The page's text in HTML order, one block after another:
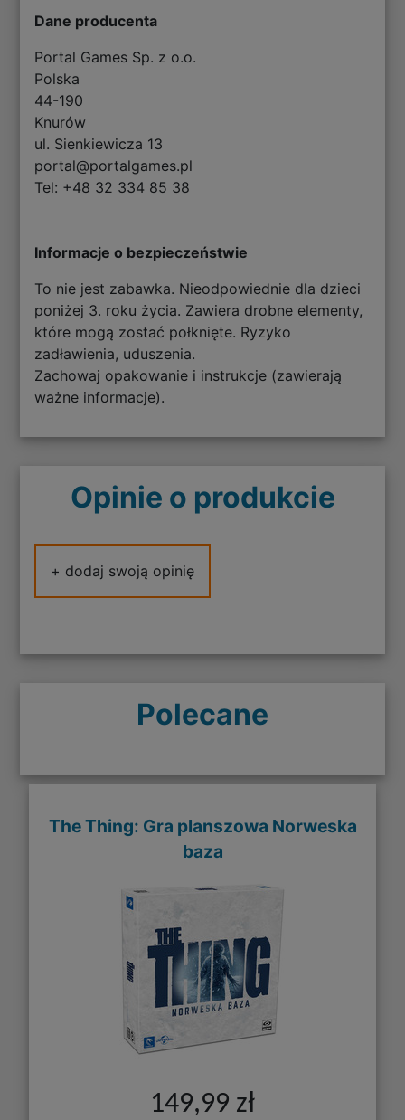
Dane producenta
Portal Games Sp. z o.o.
Polska
44-190
Knurów
ul. Sienkiewicza 13
portal@portalgames.pl
Tel: +48 32 334 85 38
Informacje o bezpieczeństwie
To nie jest zabawka. Nieodpowiednie dla dzieci
poniżej 3. roku życia. Zawiera drobne elementy,
które mogą zostać połknięte. Ryzyko
zadławienia, uduszenia.
Zachowaj opakowanie i instrukcje (zawierają
ważne informacje).
Opinie o produkcie
+ dodaj swoją opinię
Polecane
The Thing: Gra planszowa Norweska
baza
149,99 zł